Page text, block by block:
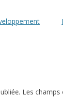
Les